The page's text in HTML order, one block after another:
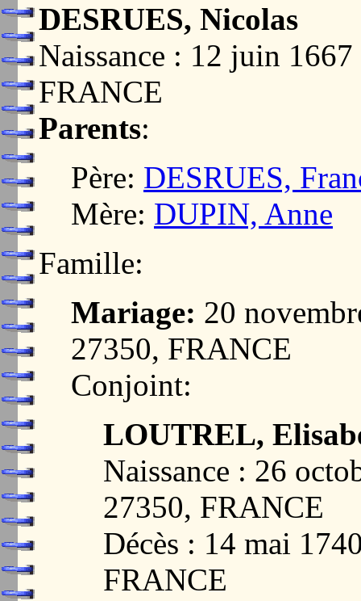
DESRUES, Nicolas
Naissance : 12 juin
FRANCE
Parents:
Père: DESRUES,
Mère: DUPIN, Anne
Famille:
Mariage: 20
27350, FRANCE
Conjoint:
LOUTREL,
Naissance : 26
27350, FRANCE
Décès : 14 mai
FRANCE